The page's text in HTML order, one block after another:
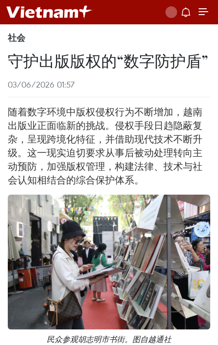
社会
守护出版版权的“数字防护盾”
03/06/2026 01:57
随着数字环境中版权侵权行为不断增加，越南
出版业正面临新的挑战。侵权手段日趋隐蔽复
杂，呈现跨境化特征，并借助现代技术不断升
级。这一现实迫切要求从事后被动处理转向主
动预防，加强版权管理，构建法律、技术与社
会认知相结合的综合保护体系。
民众参观胡志明市书街。图自越通社